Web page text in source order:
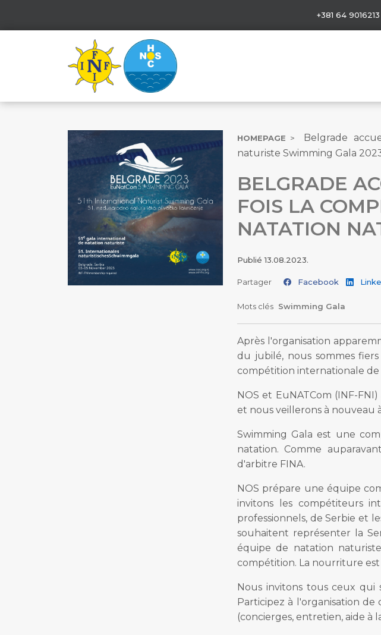
+381 64 9016213
HOMEPAGE
Belgrade
naturiste Swimming Gala
BELGRADE
FOIS LA
NATATION
Publié13.08.2023.
Partager Facebook
Mots clés Swimming Gala
Après l'organisation
du jubilé, nous sommes
compétition internationale de
NOS et EuNATCom (INF-
et nous veillerons à nouveau
Swimming Gala est une
natation. Comme
d'arbitre FINA.
NOS prépare une équipe
invitons les compétiteurs
professionnels, de Serbie et
souhaitent représenter la
équipe de natation
compétition. La nourriture
Nous invitons tous ceux qui
Participez à l'organisation
(concierges, entretien, aide à